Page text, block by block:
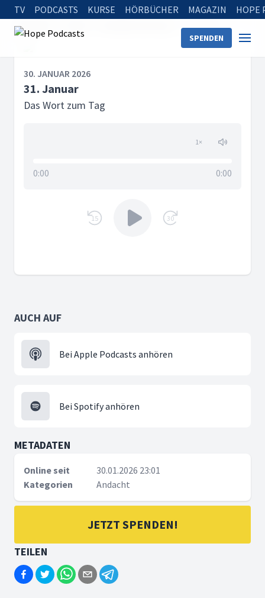
TV PODCASTS KURSE HÖRBÜCHER MAGAZIN HOPE
SPENDEN
Startseite 31. Januar
30. JANUAR 2026
31. Januar
Das Wort zum Tag
1×
0:00 0:00
15 30
AUCH AUF
Bei Apple Podcasts anhören
Bei Spotify anhören
METADATEN
Online seit
30.01.2026 23:01
Kategorien
Andacht
JETZT SPENDEN!
TEILEN